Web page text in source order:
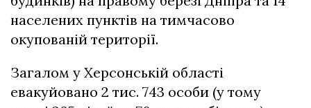
населених пунктів на тимчасово
окупованій території.
Загалом у Херсонській області
евакуйовано 2 тис. 743 особи (у тому